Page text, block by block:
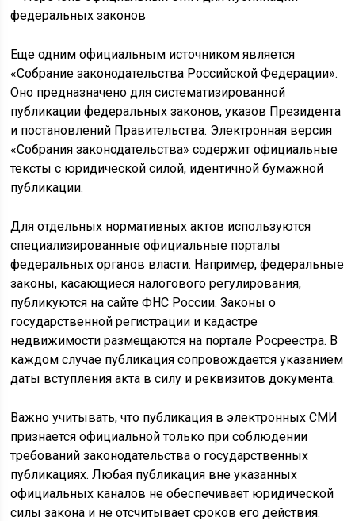
Еще одним официальным источником является
«Собрание законодательства Российской Федерации».
Оно предназначено для систематизированной
публикации федеральных законов, указов Президента
и постановлений Правительства. Электронная версия
«Собрания законодательства» содержит официальные
тексты с юридической силой, идентичной бумажной
публикации.
Для отдельных нормативных актов используются
специализированные официальные порталы
федеральных органов власти. Например, федеральные
законы, касающиеся налогового регулирования,
публикуются на сайте ФНС России. Законы о
государственной регистрации и кадастре
недвижимости размещаются на портале Росреестра. В
каждом случае публикация сопровождается указанием
даты вступления акта в силу и реквизитов документа.
Важно учитывать, что публикация в электронных СМИ
признается официальной только при соблюдении
требований законодательства о государственных
публикациях. Любая публикация вне указанных
официальных каналов не обеспечивает юридической
силы закона и не отсчитывает сроков его действия.